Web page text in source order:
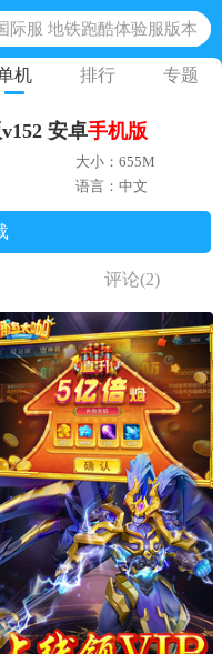
际服 地铁跑酷体验服版本
点亮星空共庆周年
正版 黎明觉醒生机国际服
派对体验服
版奥特曼游戏
机 排行 专题
安卓手机版
大小：655M
语言：中文
评论(2)